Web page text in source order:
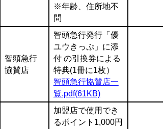
※年齢、住所地不
問
智頭急行
協賛店
智頭急行発行「優
ユウきっぷ」に添
付 の引換券による
特典(1冊に1枚）
智頭急行協賛店一
覧.pdf(61KB)
加盟店で使用でき
るポイント1,000円